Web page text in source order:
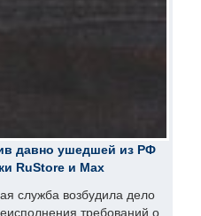
давно ушедшей из РФ
RuStore и Max
служба возбудила дело
требований о